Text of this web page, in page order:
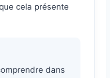
cela présente
dans